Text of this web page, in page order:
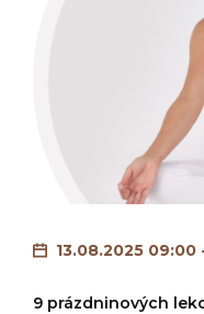
13.08.2025 09:00
9 prázdninových